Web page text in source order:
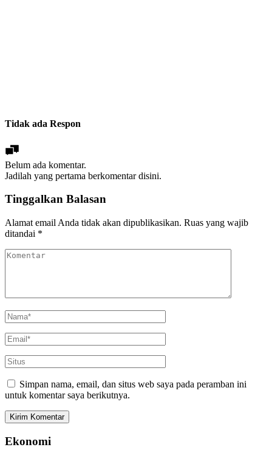
Tidak ada Respon
Belum ada komentar.
Jadilah yang pertama berkomentar disini.
Tinggalkan Balasan
Alamat email Anda tidak akan dipublikasikan. Ruas yang wajib
ditandai *
Simpan nama, email, dan situs web saya pada peramban ini
untuk komentar saya berikutnya.
Ekonomi